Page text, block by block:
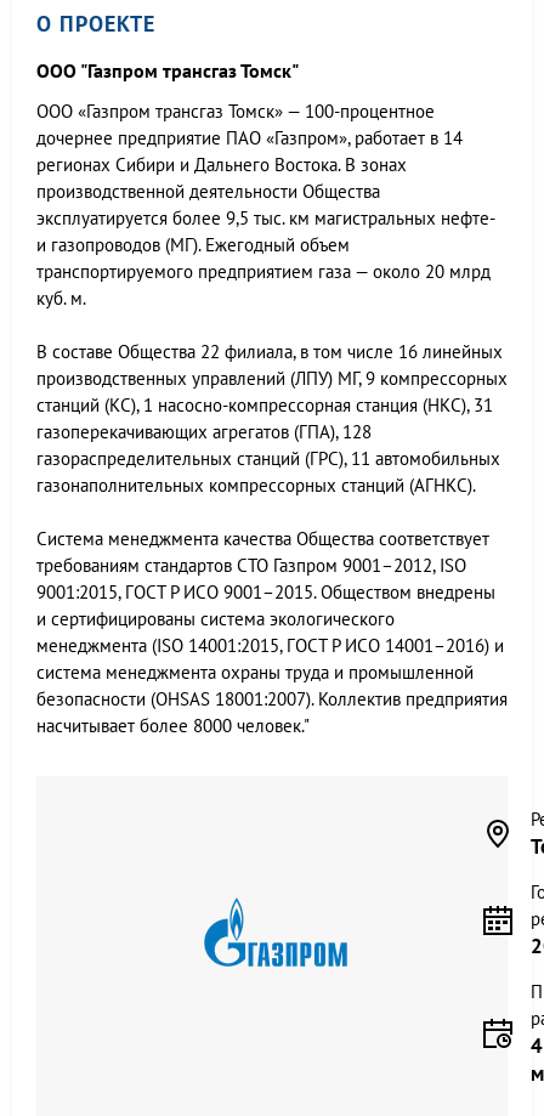
О ПРОЕКТЕ
ООО "Газпром трансгаз Томск"
ООО «Газпром трансгаз Томск» — 100-процентное
дочернее предприятие ПАО «Газпром», работает в 14
регионах Сибири и Дальнего Востока. В зонах
производственной деятельности Общества
эксплуатируется более 9,5 тыс. км магистральных нефте-
и газопроводов (МГ). Ежегодный объем
транспортируемого предприятием газа — около 20 млрд
куб. м.
В составе Общества 22 филиала, в том числе 16 линейных
производственных управлений (ЛПУ) МГ, 9 компрессорных
станций (КС), 1 насосно-компрессорная станция (НКС), 31
газоперекачивающих агрегатов (ГПА), 128
газораспределительных станций (ГРС), 11 автомобильных
газонаполнительных компрессорных станций (АГНКС).
Система менеджмента качества Общества соответствует
требованиям стандартов СТО Газпром 9001–2012, ISO
9001:2015, ГОСТ Р ИСО 9001–2015. Обществом внедрены
и сертифицированы система экологического
менеджмента (ISO 14001:2015, ГОСТ Р ИСО 14001–2016) и
система менеджмента охраны труда и промышленной
безопасности (OHSAS 18001:2007). Коллектив предприятия
насчитывает более 8000 человек."
4